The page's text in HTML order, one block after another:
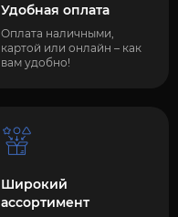
Удобная оплата
Оплата наличными,
картой или онлайн – как
вам удобно!
Широкий
ассортимент